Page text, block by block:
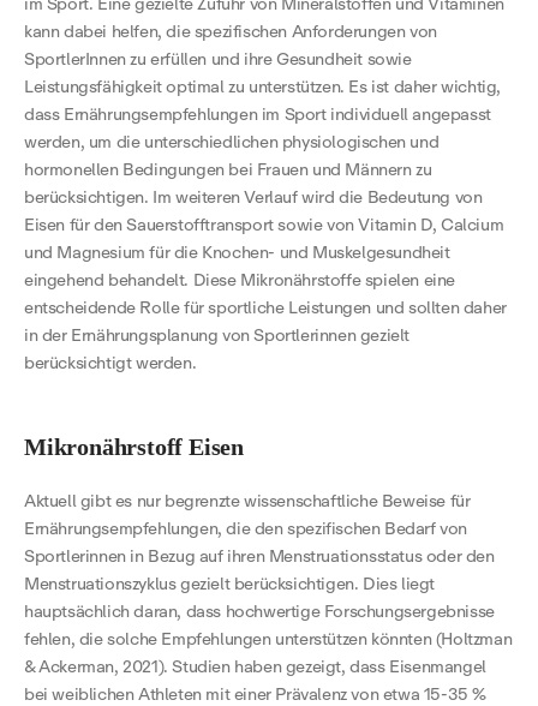
kann dabei helfen, die spezifischen Anforderungen von
SportlerInnen zu erfüllen und ihre Gesundheit sowie
Leistungsfähigkeit optimal zu unterstützen. Es ist daher wichtig,
dass Ernährungsempfehlungen im Sport individuell angepasst
werden, um die unterschiedlichen physiologischen und
hormonellen Bedingungen bei Frauen und Männern zu
berücksichtigen. Im weiteren Verlauf wird die Bedeutung von
Eisen für den Sauerstofftransport sowie von Vitamin D, Calcium
und Magnesium für die Knochen- und Muskelgesundheit
eingehend behandelt. Diese Mikronährstoffe spielen eine
entscheidende Rolle für sportliche Leistungen und sollten daher
in der Ernährungsplanung von Sportlerinnen gezielt
berücksichtigt werden.
Mikronährstoff Eisen
Aktuell gibt es nur begrenzte wissenschaftliche Beweise für
Ernährungsempfehlungen, die den spezifischen Bedarf von
Sportlerinnen in Bezug auf ihren Menstruationsstatus oder den
Menstruationszyklus gezielt berücksichtigen. Dies liegt
hauptsächlich daran, dass hochwertige Forschungsergebnisse
fehlen, die solche Empfehlungen unterstützen könnten (Holtzman
& Ackerman, 2021). Studien haben gezeigt, dass Eisenmangel
bei weiblichen Athleten mit einer Prävalenz von etwa 15-35 %